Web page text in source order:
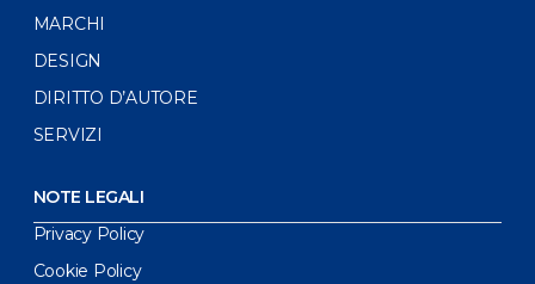
MARCHI
DESIGN
DIRITTO D’AUTORE
SERVIZI
NOTE LEGALI
Privacy Policy
Cookie Policy